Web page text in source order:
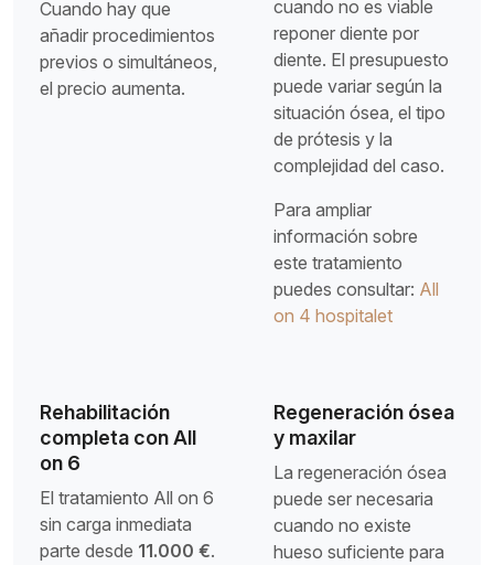
Cuando hay que
añadir procedimientos
previos o simultáneos,
el precio aumenta.
cuando no es viable
reponer diente por
diente. El presupuesto
puede variar según la
situación ósea, el tipo
de prótesis y la
complejidad del caso.
Para ampliar
información sobre
este tratamiento
puedes consultar: All
on 4 hospitalet
Rehabilitación
completa con All
on 6
El tratamiento All on 6
sin carga inmediata
parte desde 11.000 €.
Regeneración ósea
y maxilar
La regeneración ósea
puede ser necesaria
cuando no existe
hueso suficiente para